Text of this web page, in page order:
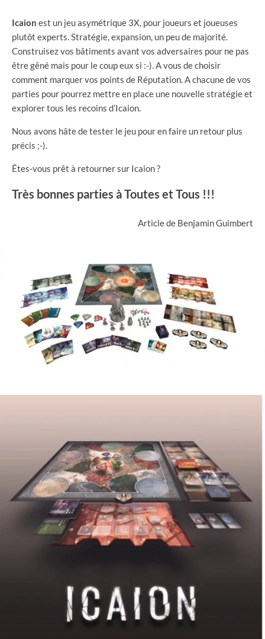
Icaion est un jeu asymétrique 3X, pour joueurs et joueuses
plutôt experts. Stratégie, expansion, un peu de majorité.
Construisez vos bâtiments avant vos adversaires pour ne pas
être gêné mais pour le coup eux si :-). A vous de choisir
comment marquer vos points de Réputation. A chacune de vos
parties pour pourrez mettre en place une nouvelle stratégie et
explorer tous les recoins d’Icaion.
Nous avons hâte de tester le jeu pour en faire un retour plus
précis ;-).
Êtes-vous prêt à retourner sur Icaion ?
Très bonnes parties à Toutes et Tous !!!
Article de Benjamin Guimbert